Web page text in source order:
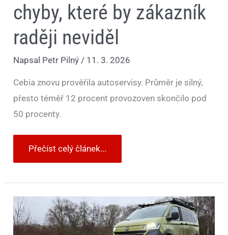
chyby, které by zákazník
raději neviděl
Napsal Petr Pilný / 11. 3. 2026
Cebia znovu prověřila autoservisy. Průměr je silný,
přesto téměř 12 procent provozoven skončilo pod
50 procenty.
Přečíst celý článek...
Přicházející
jaro
ve
znamená